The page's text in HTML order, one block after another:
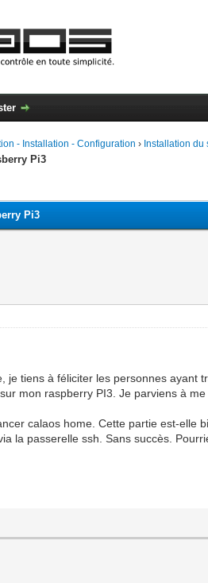
- Installation - Configuration › Installation du
Pi3
Pi3
je tiens à féliciter les personnes ayant
mon raspberry PI3. Je parviens à
calaos home. Cette partie est-elle
la passerelle ssh. Sans succès.